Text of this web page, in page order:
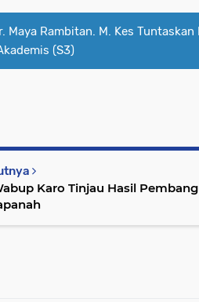
Maya Rambitan. M. Kes Tuntaskan
(S3)
Karo Tinjau Hasil